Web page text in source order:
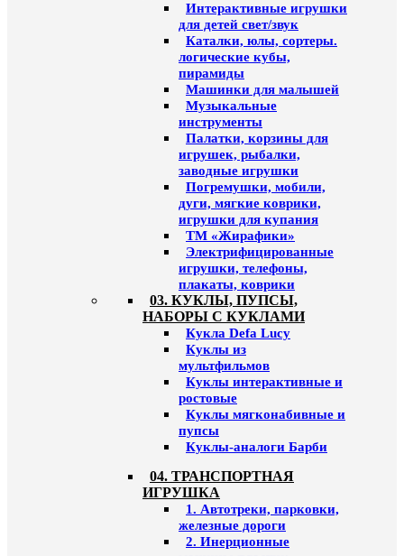
Интерактивные игрушки
для детей свет/звук
Каталки, юлы, сортеры.
логические кубы,
пирамиды
Машинки для малышей
Музыкальные
инструменты
Палатки, корзины для
игрушек, рыбалки,
заводные игрушки
Погремушки, мобили,
дуги, мягкие коврики,
игрушки для купания
ТМ «Жирафики»
Электрифицированные
игрушки, телефоны,
плакаты, коврики
03. КУКЛЫ, ПУПСЫ,
НАБОРЫ С КУКЛАМИ
Кукла Defa Lucy
Куклы из
мультфильмов
Куклы интерактивные и
ростовые
Куклы мягконабивные и
пупсы
Куклы-аналоги Барби
04. ТРАНСПОРТНАЯ
ИГРУШКА
1. Автотреки, парковки,
железные дороги
2. Инерционные